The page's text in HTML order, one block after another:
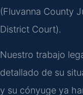
(Fluvanna County
District Court).
Nuestro trabajo
detallado de su
y su cónyuge ya